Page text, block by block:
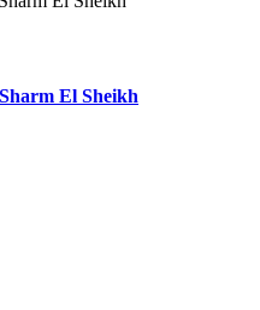
El Sheikh